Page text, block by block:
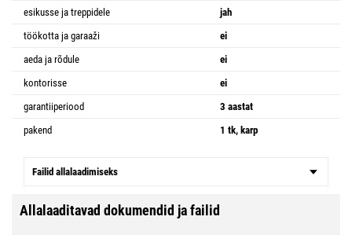
esikusse ja treppidele
jah
töökotta ja garaaži
ei
aeda ja rõdule
ei
kontorisse
ei
garantiiperiood
3 aastat
pakend
1 tk, karp
Failid allalaadimiseks
Allalaaditavad dokumendid ja failid